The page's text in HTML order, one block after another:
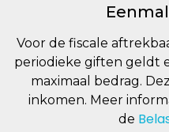
Voor de fiscale
periodieke giften geldt
maximaal bedrag.
inkomen. Meer
de